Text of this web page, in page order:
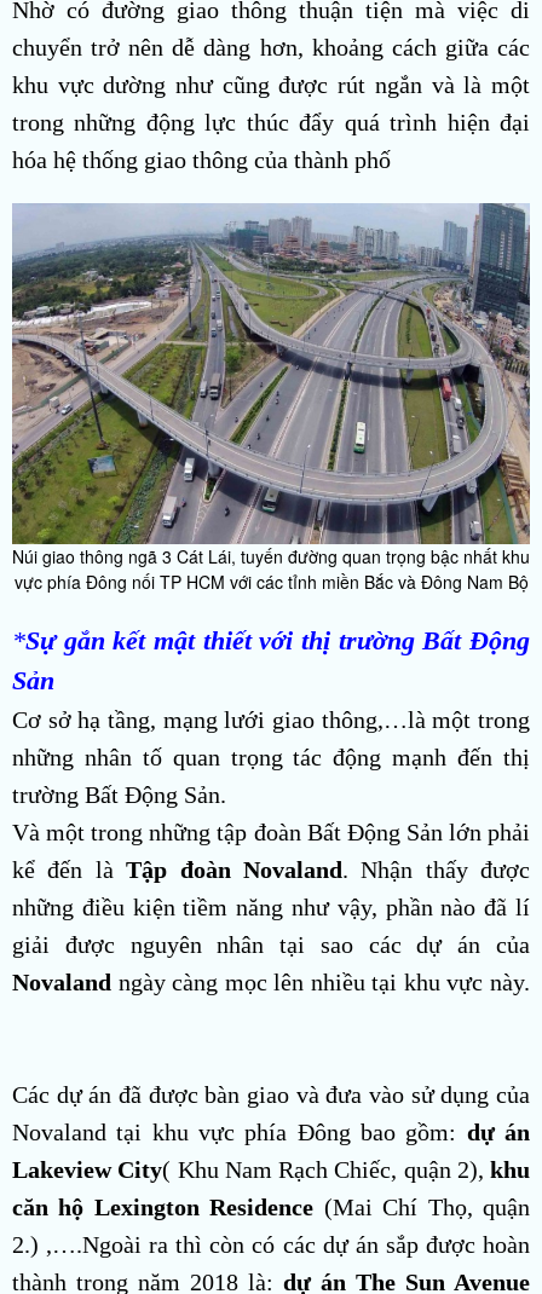
Nhờ có đường giao thông thuận tiện mà việc di
chuyển trở nên dễ dàng hơn, khoảng cách giữa các
khu vực dường như cũng được rút ngắn và là một
trong những động lực thúc đẩy quá trình hiện đại
hóa hệ thống giao thông của thành phố
Núi giao thông ngã 3 Cát Lái, tuyến đường quan trọng bậc nhất khu
vực phía Đông nối TP HCM với các tỉnh miền Bắc và Đông Nam Bộ
*Sự gắn kết mật thiết với thị trường Bất Động
Sản
Cơ sở hạ tầng, mạng lưới giao thông,…là một trong
những nhân tố quan trọng tác động mạnh đến thị
trường Bất Động Sản.
Và một trong những tập đoàn Bất Động Sản lớn phải
kể đến làTập đoàn Novaland. Nhận thấy được
những điều kiện tiềm năng như vậy, phần nào đã lí
giải được nguyên nhân tại sao các dự án của
Novaland ngày càng mọc lên nhiều tại khu vực này.
Các dự án đã được bàn giao và đưa vào sử dụng của
Novaland tại khu vực phía Đông bao gồm: dự án
Lakeview City( Khu Nam Rạch Chiếc, quận 2), khu
căn hộ Lexington Residence (Mai Chí Thọ, quận
2.) ,….Ngoài ra thì còn có các dự án sắp được hoàn
thành trong năm 2018 là: dự án The Sun Avenue